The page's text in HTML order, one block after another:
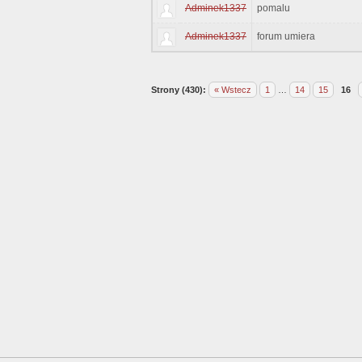
Adminek1337 pomalu
Adminek1337 forum umiera
Strony (430): « Wstecz 1 14 15 16